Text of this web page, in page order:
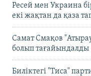
Ресей мен Украина
екі жақтан да қаза
Самат Смақов
болып тағайындалды
Биліктегі "Тиса"